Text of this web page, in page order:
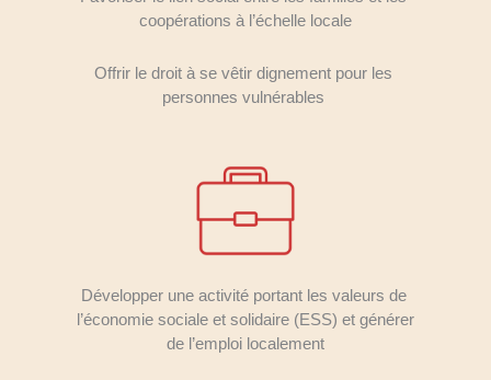
coopérations à l’échelle locale
Offrir le droit à se vêtir dignement pour les
personnes vulnérables
Développer une activité portant les valeurs de
l’économie sociale et solidaire (ESS) et générer
de l’emploi localement